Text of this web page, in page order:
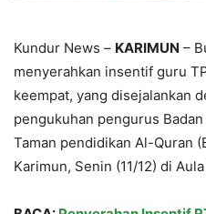
Kundur News – KARIMUN –
menyerahkan insentif guru
keempat, yang disejalankan
pengukuhan pengurus
Taman pendidikan Al-Quran
Karimun, Senin (11/12) di